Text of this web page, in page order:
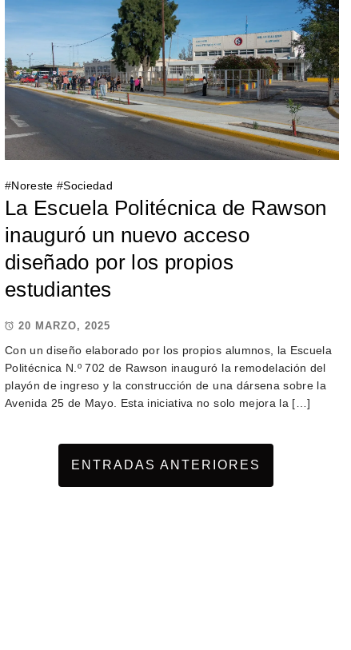
#Noreste #Sociedad
La Escuela Politécnica de Rawson
inauguró un nuevo acceso
diseñado por los propios
estudiantes
20 MARZO, 2025
Con un diseño elaborado por los propios alumnos, la Escuela
Politécnica N.º 702 de Rawson inauguró la remodelación del
playón de ingreso y la construcción de una dársena sobre la
Avenida 25 de Mayo. Esta iniciativa no solo mejora la […]
ENTRADAS ANTERIORES